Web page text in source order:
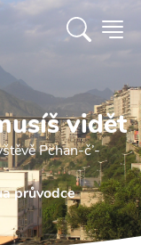
vidět
Pchan-č’-
průvodce